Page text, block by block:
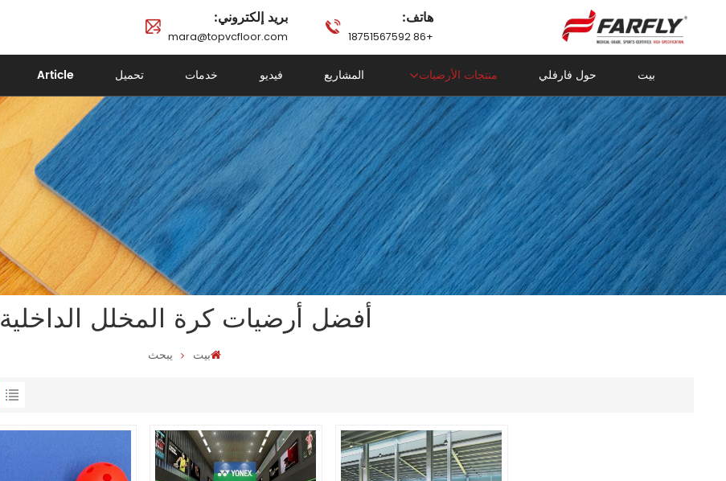
هاتف:
+86 18751567592
بريد إلكتروني:
mara@topvcfloor.com
بيت حول فارفلي منتجات الأرضيات المشاريع فيديو خدمات تحميل Article
أفضل أرضيات كرة المخلل الداخلية
بيت يبحث